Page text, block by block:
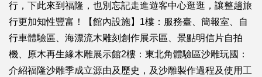
行，下此來到福隆，也別忘記走進遊客中心逛逛，讓整趟旅
行更加知性豐富！【館內設施】1樓：服務臺、簡報室、自
行車體驗區、海漂流木雕刻創作展示區、景點明信片自拍
機、原木再生緣木雕展示館2樓：東北角體驗區沙雕玩國：
介紹福隆沙雕季成立源由及歷史，及沙雕製作過程及使用工